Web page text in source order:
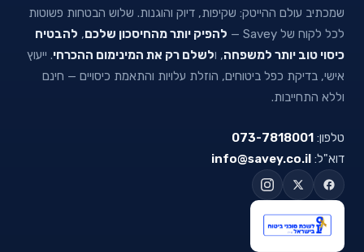
שמכתיב עולם ההייטק: שקיפות, דיוק והוגנות. שלוש הבטחות פשוטות
לכל לקוח של Savey —
להפיק יותר מהחיסכון שלכם, להבטיח
כיסוי טוב יותר למשפחה, ולשלם רק את המינימום ההכרחי. ייעוץ
אישי, בדיקת כפל ביטוחים, הוזלת עלויות והתאמת כיסויים — חינם
וללא התחייבות.
טלפון: 073-7818001
דוא"ל: info@savey.co.il